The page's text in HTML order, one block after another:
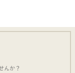
んか？